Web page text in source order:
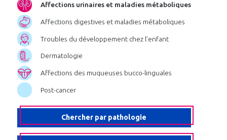
Affections urinaires et maladies métaboliques
Affections digestives et maladies métaboliques
Troubles du développement chez l'enfant
Dermatologie
Affections des muqueuses bucco-linguales
Post-cancer
Chercher par pathologie